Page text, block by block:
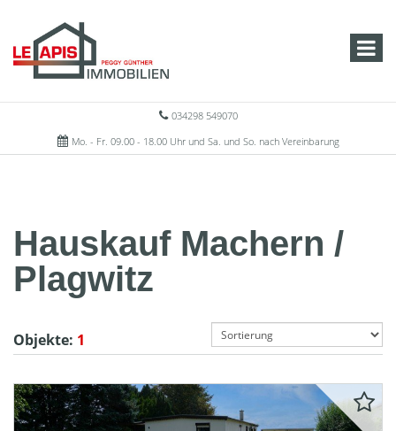
034298 549070
Mo. - Fr. 09.00 - 18.00 Uhr und Sa. und So. nach Vereinbarung
Hauskauf Machern /
Plagwitz
Objekte: 1